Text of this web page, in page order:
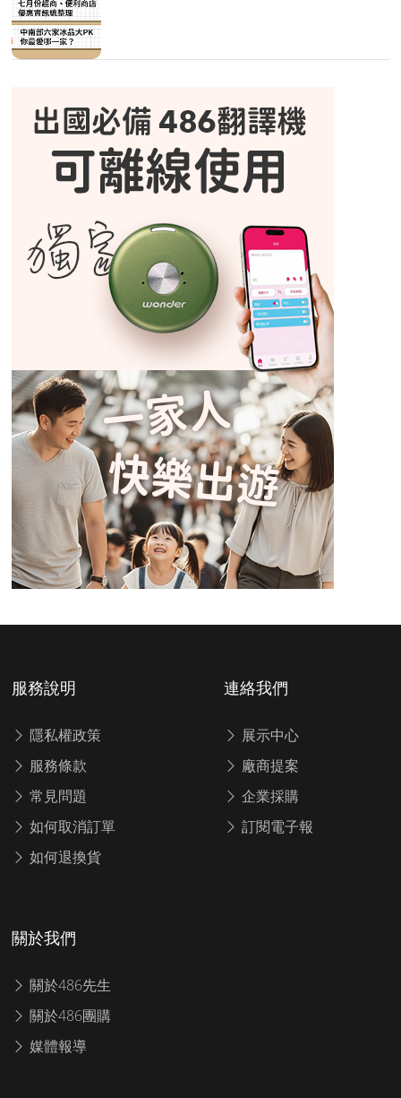
服務說明
隱私權政策
服務條款
常見問題
如何取消訂單
如何退換貨
連絡我們
展示中心
廠商提案
企業採購
訂閱電子報
關於我們
關於486先生
關於486團購
媒體報導